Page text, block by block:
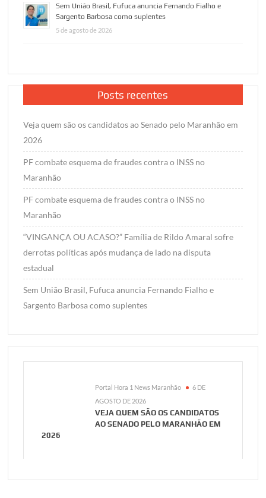
Sem União Brasil, Fufuca anuncia Fernando Fialho e
Sargento Barbosa como suplentes
5 de agosto de 2026
Posts recentes
Veja quem são os candidatos ao Senado pelo Maranhão em
2026
PF combate esquema de fraudes contra o INSS no
Maranhão
PF combate esquema de fraudes contra o INSS no
Maranhão
“VINGANÇA OU ACASO?” Família de Rildo Amaral sofre
derrotas políticas após mudança de lado na disputa
estadual
Sem União Brasil, Fufuca anuncia Fernando Fialho e
Sargento Barbosa como suplentes
Portal Hora 1 News Maranhão
6 DE
AGOSTO DE 2026
VEJA QUEM SÃO OS CANDIDATOS
AO SENADO PELO MARANHÃO EM
2026